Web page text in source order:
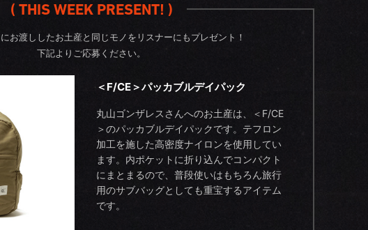
( THIS WEEK PRESENT! )
お渡ししたお土産と同じモノをリスナーにもプレゼント！
下記よりご応募ください。
＜F/CE＞パッカブルデイパック
丸山ゴンザレスさんへのお土産は、＜F/CE
＞のパッカブルデイパックです。テフロン
加工を施した高密度ナイロンを使用してい
ます。内ポケットに折り込んでコンパクト
にまとまるので、普段使いはもちろん旅行
用のサブバッグとしても重宝するアイテム
です。